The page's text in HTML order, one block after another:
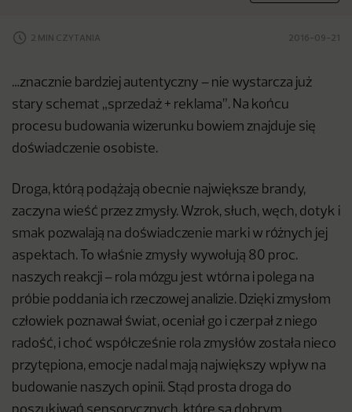
2 MIN CZYTANIA 2016-09-21
…znacznie bardziej autentyczny – nie wystarcza już
stary schemat „sprzedaż + reklama”. Na końcu
procesu budowania wizerunku bowiem znajduje się
doświadczenie osobiste.
Droga, którą podążają obecnie największe brandy,
zaczyna wieść przez zmysły. Wzrok, słuch, węch, dotyk i
smak pozwalają na doświadczenie marki w różnych jej
aspektach. To właśnie zmysły wywołują 80 proc.
naszych reakcji – rola mózgu jest wtórna i polega na
próbie poddania ich rzeczowej analizie. Dzięki zmysłom
człowiek poznawał świat, oceniał go i czerpał z niego
radość, i choć współcześnie rola zmysłów została nieco
przytępiona, emocje nadal mają największy wpływ na
budowanie naszych opinii. Stąd prosta droga do